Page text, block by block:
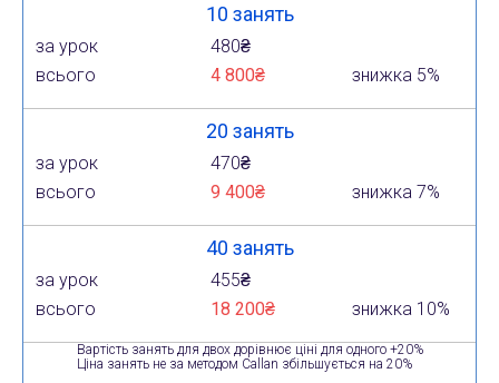
10 занять
за урок
480₴
всього
4 800₴ знижка 5%
20 занять
за урок
470₴
всього
9 400₴ знижка 7%
40 занять
за урок
455₴
всього
18 200₴ знижка 10%
Вартість занять для двох дорівнює ціні для одного +20%
Ціна занять не за методом Callan збільшується на 20%